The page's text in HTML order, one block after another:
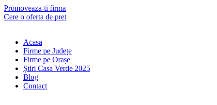
Skip
to
Promoveaza-ti firma
Cere o oferta de pret
Acasa
Firme pe Județe
Firme pe Orașe
Știri Casa Verde 2025
Blog
Contact